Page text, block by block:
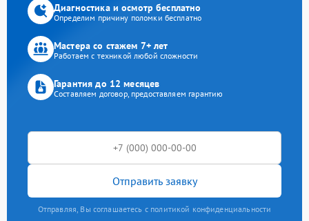
Диагностика и осмотр бесплатно
Определим причину поломки бесплатно
Мастера со стажем 7+ лет
Работаем с техникой любой сложности
Гарантия до 12 месяцев
Составляем договор, предоставляем гарантию
Отправить заявку
Отправляя, Вы соглашаетесь с политикой конфиденциальности